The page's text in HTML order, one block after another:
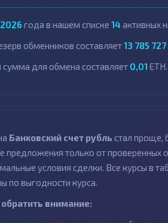
года в нашем списке 14активных
обменников составляет13 785
для обмена составляет 0,01 ETH.
Банковский счет рубль стал проще,
предложения только от проверенных
условия сделки. Все курсы в
по выгодности курса.
обратить внимание: